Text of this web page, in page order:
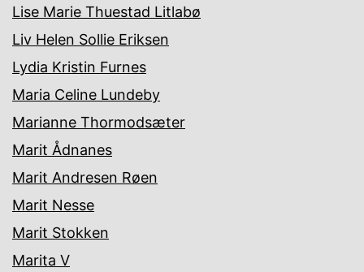
Lise Marie Thuestad Litlabø
Liv Helen Sollie Eriksen
Lydia Kristin Furnes
Maria Celine Lundeby
Marianne Thormodsæter
Marit Ådnanes
Marit Andresen Røen
Marit Nesse
Marit Stokken
Marita V